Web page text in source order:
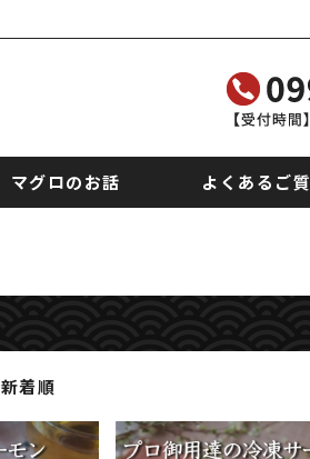
マグロのお話 よくあるご
新着順